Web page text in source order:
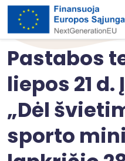
Pastabos
liepos 21
„Dėl
sporto